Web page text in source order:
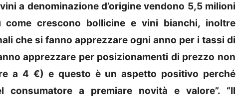
a denominazione d’origine vendono 5,5 milioni
crescono bollicine e vini bianchi, inoltre
che si fanno apprezzare ogni anno per i tassi di
apprezzare per posizionamenti di prezzo non
a 4 €) e questo è un aspetto positivo perché
consumatore a premiare novità e valore”. “Il